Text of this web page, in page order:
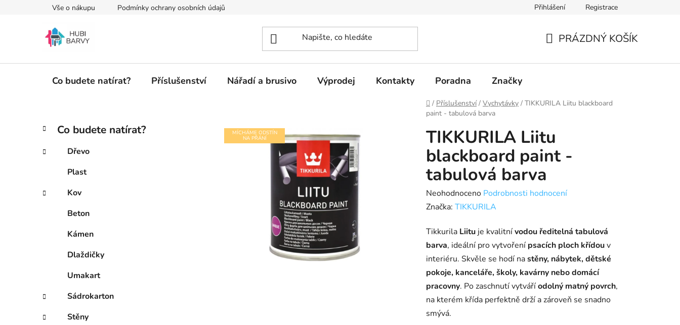
Vše o nákupu Podmínky ochrany osobních údajů Přihlášení Registrace
PRÁZDNÝ KOŠÍK
Co budete natírat? Příslušenství Nářadí a brusivo Výprodej Kontakty Poradna Značky
Domů
/ Příslušenství / Vychytávky / TIKKURILA Liitu blackboard
paint - tabulová barva
P
s
a
l
Přeskočit
kategorie
K
a
e
r
Co budete natírat?
Dřevo
Plast
Kov
Beton
Kámen
Dlaždičky
Umakart
Sádrokarton
Stěny
TIKKURILA Liitu
blackboard paint -
tabulová barva
Průměrné
hodnocení
je
0,0
z
5
hvězdiček.
Neohodnoceno Podrobnosti hodnocení
Značka: TIKKURILA
Tikkurila Liitu je kvalitnívodou ředitelná tabulová
barva, ideální pro vytvoření psacích ploch křídouv
interiéru. Skvěle se hodí nastěny, nábytek, dětské
pokoje, kanceláře, školy, kavárny nebo domácí
pracovny. Po zaschnutí vytváříodolný matný povrch,
na kterém křída perfektně drží a zároveň se snadno
smývá.
MÍCHÁME ODSTÍN
NA PŘÁNÍ